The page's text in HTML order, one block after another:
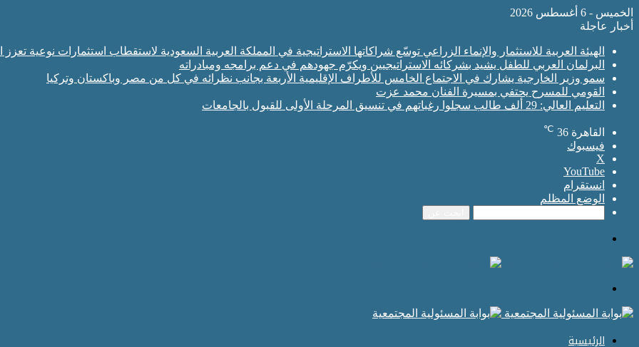
الخميس - 6 أغسطس 2026
أخبار عاجلة
الهيئة العربية للاستثمار والإنماء الزراعي توسّع شراكاتها الاستراتيجية في المملكة العربية السعودية لاستقطاب استثمارات نوعية تعزز
البرلمان العربي للطفل يشيد بشركائه الاستراتيجيين ويكرّم جهودهم في دعم برامجه ومبادراته
سمو وزير الخارجية يشارك في الاجتماع الخامس للأطراف الإقليمية الأربعة بجانب نظرائه في كل من مصر وباكستان وتركيا
القومي للمسرح يحتفي بمسيرة الفنان محمد عزت
التعليم العالي: 29 ألف طالب سجلوا رغباتهم في تنسيق المرحلة الأولى للقبول بالجامعات
القاهرة 36
℃
فيسبوك
‫X
‫YouTube
انستقرام
الوضع المظلم
الرئيسية